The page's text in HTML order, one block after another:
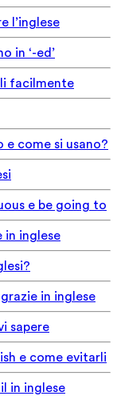
l’inglese
in ‘-ed’
facilmente
e come si usano?
e be going to
in inglese
in inglese
sapere
e come evitarli
in inglese